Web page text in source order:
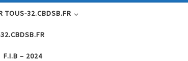
TOUS-32.CBDSB.FR
F.I.B – 2024